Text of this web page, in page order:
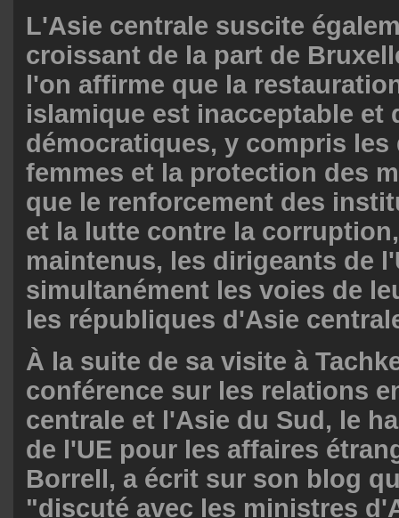
L'Asie centrale suscite
croissant de la part de
l'on affirme que la
islamique est inacceptable et
démocratiques, y compris les
femmes et la protection des
que le renforcement des
et la lutte contre la
maintenus, les dirigeants de
simultanément les voies de
les républiques d'Asie
À la suite de sa visite à
conférence sur les relations
centrale et l'Asie du Sud, le
de l'UE pour les affaires
Borrell, a écrit sur son blog
"discuté avec les ministres